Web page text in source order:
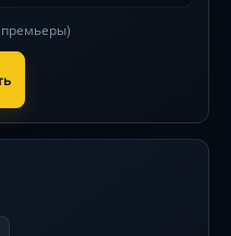
премьеры)